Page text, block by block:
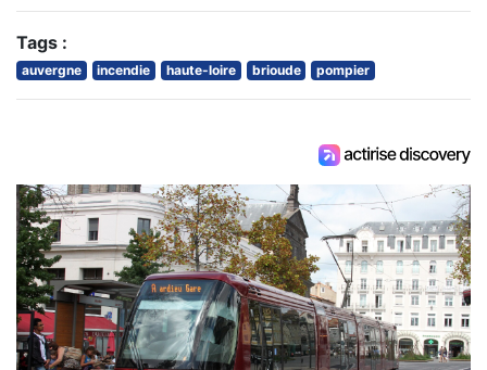
Tags :
auvergne incendie haute-loire brioude pompier